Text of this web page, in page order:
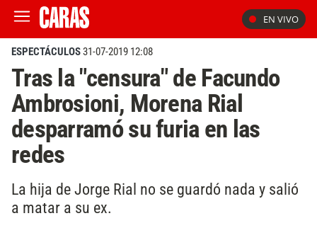
EN VIVO
ESPECTÁCULOS31-07-2019 12:08
Tras la "censura" de Facundo
Ambrosioni, Morena Rial
desparramó su furia en las
redes
La hija de Jorge Rial no se guardó nada y salió
a matar a su ex.